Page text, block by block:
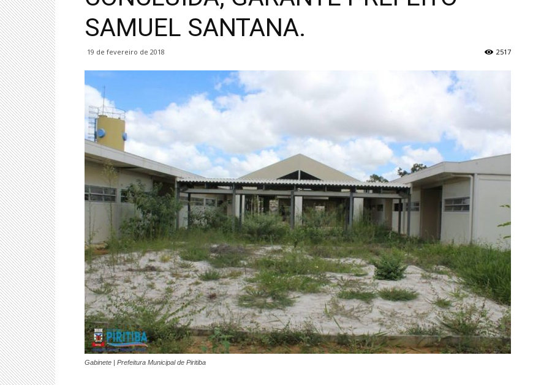
SAMUEL SANTANA.
19 de fevereiro de 2018 2517
Gabinete | Prefeitura Municipal de Piritiba